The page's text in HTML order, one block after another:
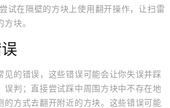
试在隔壁的方块上使用翻开操作，让扫雷
块。
见的错误，这些错误可能会让你失误并踩
误判；直接尝试踩中周围方块中不存在地
的方式去翻开附近的方块。这些错误可能